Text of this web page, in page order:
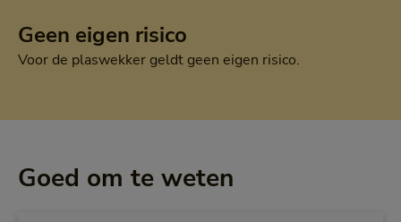
Geen eigen risico
Voor de plaswekker geldt geen eigen risico.
Goed om te weten